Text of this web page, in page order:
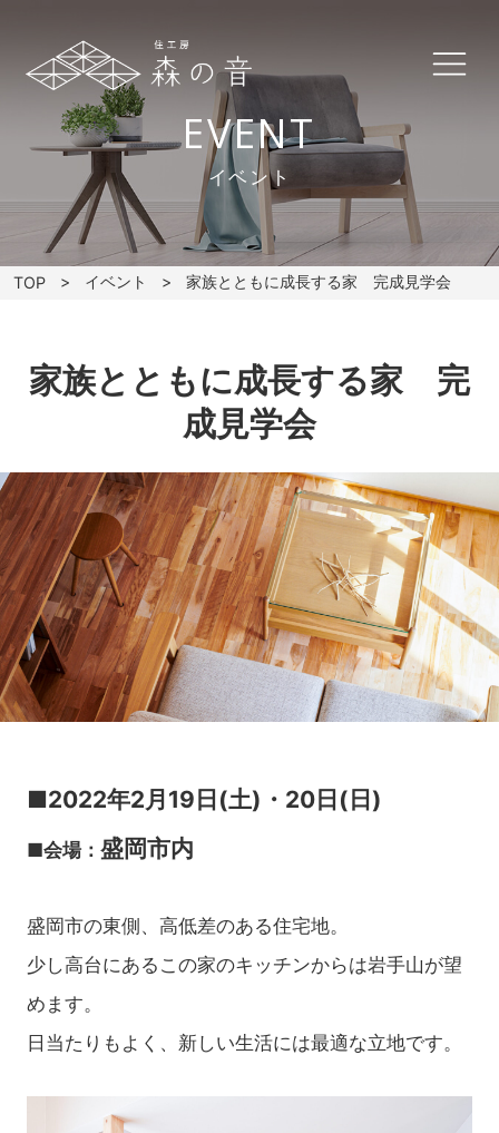
EVENT
イベント
TOP イベント 家族とともに成長する家 完成見学会
家族とともに成長する家 完
成見学会
■2022年2月19日(土)・20日(日)
■会場： 盛岡市内
盛岡市の東側、高低差のある住宅地。
少し高台にあるこの家のキッチンからは岩手山が望
めます。
日当たりもよく、新しい生活には最適な立地です。